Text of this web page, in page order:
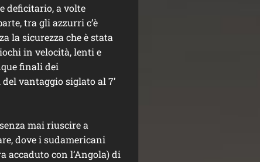
deficitario, a volte
tra gli azzurri c’è
la sicurezza che è stata
in velocità, lenti e
finali dei
vantaggio siglato al 7’
mai riuscire a
dove i sudamericani
accaduto con l’Angola) di